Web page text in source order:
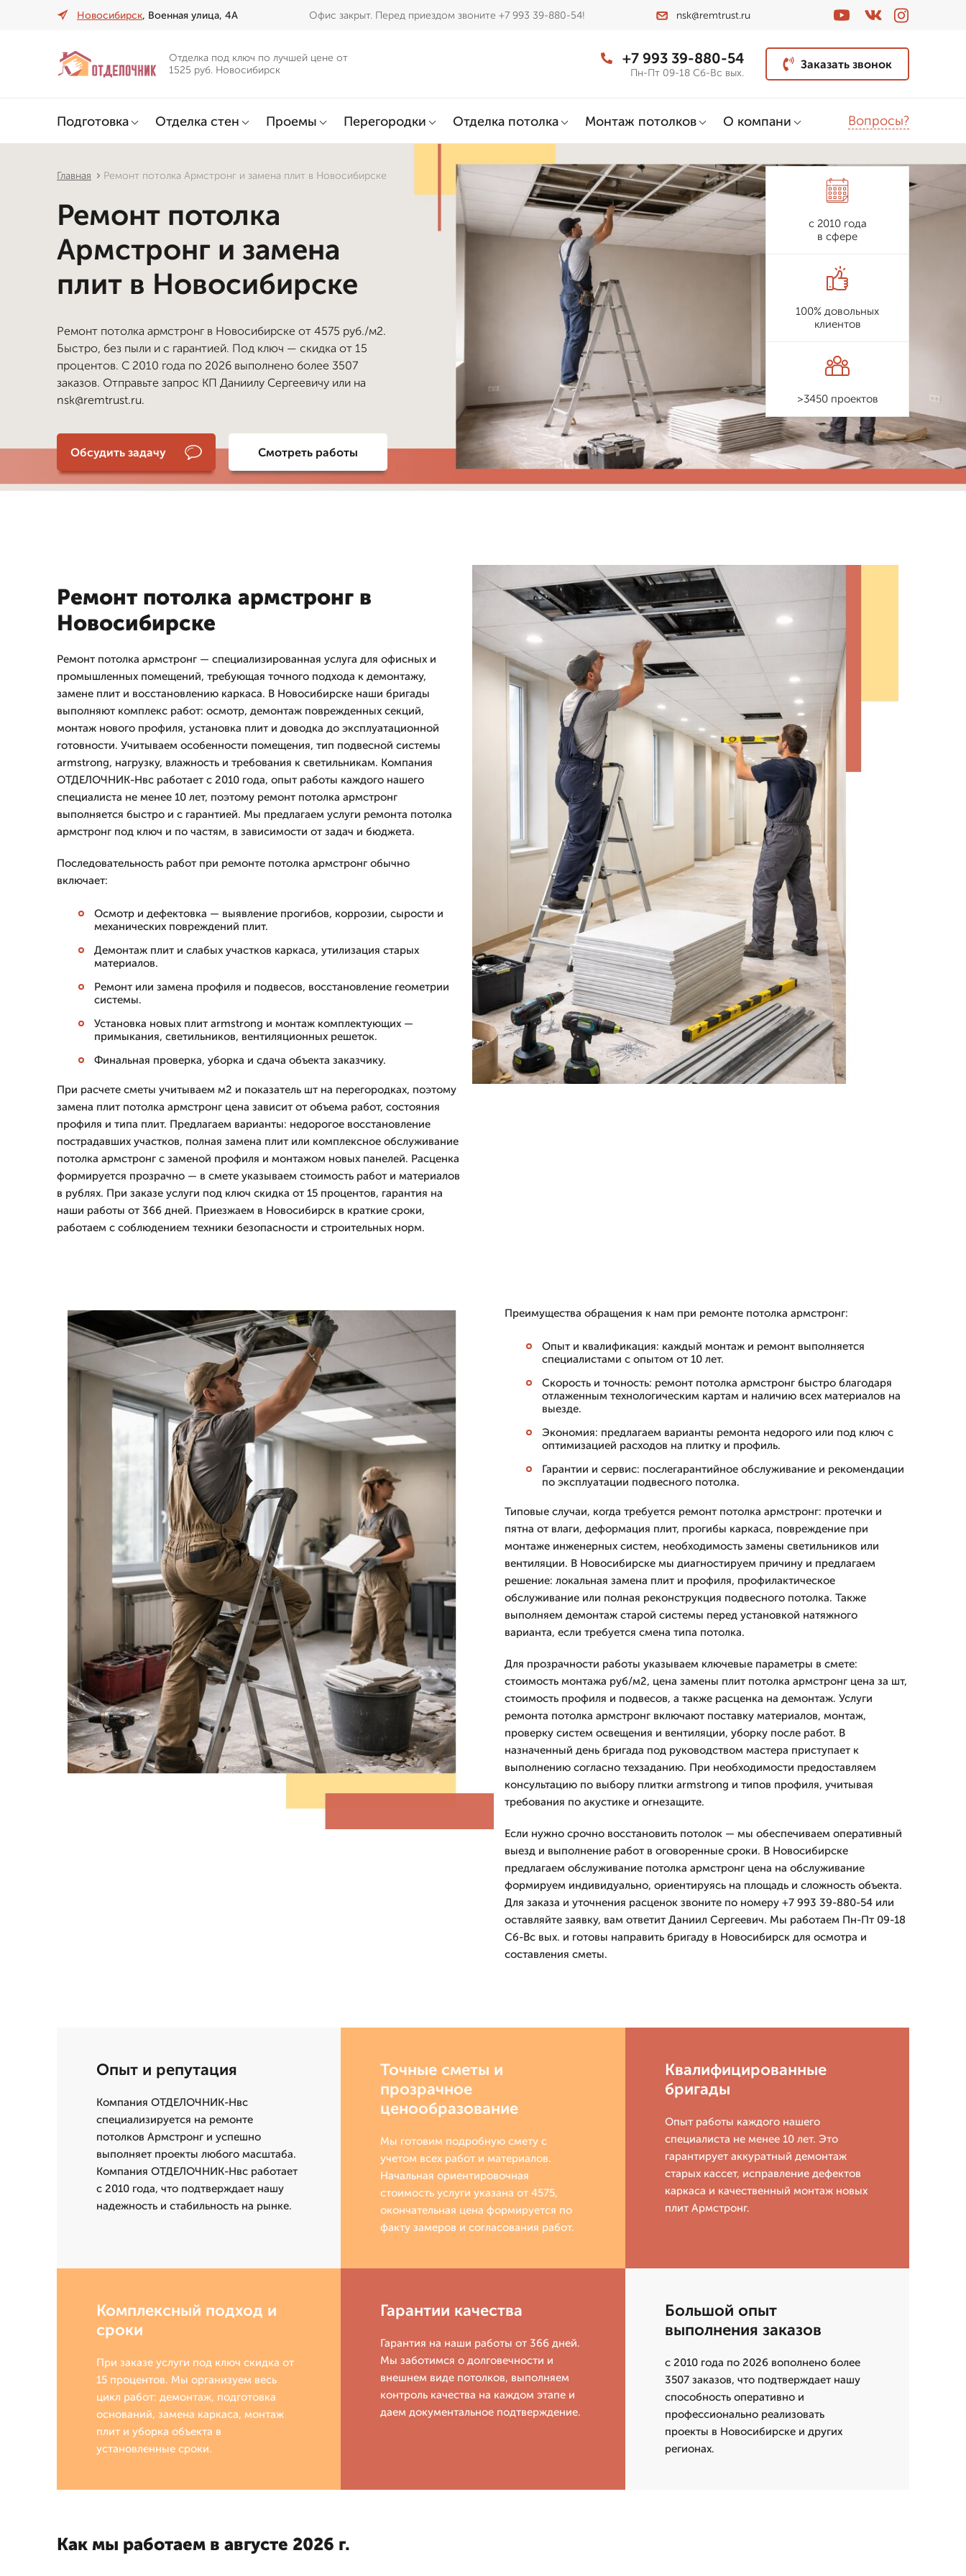
Новосибирск, Военная улица, 4А Офис закрыт. Перед приездом звоните +7 993 39-880-54! nsk@remtrust.ru
Отделка под ключ по лучшей цене от
1525 руб. Новосибирск
+7 993 39-880-54
Пн-Пт 09-18 Сб-Вс вых.
Заказать звонок
Подготовка Отделка стен Проемы Перегородки Отделка потолка Монтаж потолков О компани Вопросы?
Главная Ремонт потолка Армстронг и замена плит в Новосибирске
Ремонт потолка
Армстронг и замена
плит в Новосибирске
Ремонт потолка армстронг в Новосибирске от 4575 руб./м2.
Быстро, без пыли и с гарантией. Под ключ — скидка от 15
процентов. С 2010 года по 2026 выполнено более 3507
заказов. Отправьте запрос КП Даниилу Сергеевичу или на
nsk@remtrust.ru.
Обсудить задачу Смотреть работы
с 2010 года
в сфере
100% довольных
клиентов
>3450 проектов
Ремонт потолка армстронг в
Новосибирске
Ремонт потолка армстронг — специализированная услуга для офисных и
промышленных помещений, требующая точного подхода к демонтажу,
замене плит и восстановлению каркаса. В Новосибирске наши бригады
выполняют комплекс работ: осмотр, демонтаж поврежденных секций,
монтаж нового профиля, установка плит и доводка до эксплуатационной
готовности. Учитываем особенности помещения, тип подвесной системы
armstrong, нагрузку, влажность и требования к светильникам. Компания
ОТДЕЛОЧНИК-Нвс работает с 2010 года, опыт работы каждого нашего
специалиста не менее 10 лет, поэтому ремонт потолка армстронг
выполняется быстро и с гарантией. Мы предлагаем услуги ремонта потолка
армстронг под ключ и по частям, в зависимости от задач и бюджета.
Последовательность работ при ремонте потолка армстронг обычно
включает:
Осмотр и дефектовка — выявление прогибов, коррозии, сырости и
механических повреждений плит.
Демонтаж плит и слабых участков каркаса, утилизация старых
материалов.
Ремонт или замена профиля и подвесов, восстановление геометрии
системы.
Установка новых плит armstrong и монтаж комплектующих —
примыкания, светильников, вентиляционных решеток.
Финальная проверка, уборка и сдача объекта заказчику.
При расчете сметы учитываем м2 и показатель шт на перегородках, поэтому
замена плит потолка армстронг цена зависит от объема работ, состояния
профиля и типа плит. Предлагаем варианты: недорогое восстановление
пострадавших участков, полная замена плит или комплексное обслуживание
потолка армстронг с заменой профиля и монтажом новых панелей. Расценка
формируется прозрачно — в смете указываем стоимость работ и материалов
в рублях. При заказе услуги под ключ скидка от 15 процентов, гарантия на
наши работы от 366 дней. Приезжаем в Новосибирск в краткие сроки,
работаем с соблюдением техники безопасности и строительных норм.
Преимущества обращения к нам при ремонте потолка армстронг:
Опыт и квалификация: каждый монтаж и ремонт выполняется
специалистами с опытом от 10 лет.
Скорость и точность: ремонт потолка армстронг быстро благодаря
отлаженным технологическим картам и наличию всех материалов на
выезде.
Экономия: предлагаем варианты ремонта недорого или под ключ с
оптимизацией расходов на плитку и профиль.
Гарантии и сервис: послегарантийное обслуживание и рекомендации
по эксплуатации подвесного потолка.
Типовые случаи, когда требуется ремонт потолка армстронг: протечки и
пятна от влаги, деформация плит, прогибы каркаса, повреждение при
монтаже инженерных систем, необходимость замены светильников или
вентиляции. В Новосибирске мы диагностируем причину и предлагаем
решение: локальная замена плит и профиля, профилактическое
обслуживание или полная реконструкция подвесного потолка. Также
выполняем демонтаж старой системы перед установкой натяжного
варианта, если требуется смена типа потолка.
Для прозрачности работы указываем ключевые параметры в смете:
стоимость монтажа руб/м2, цена замены плит потолка армстронг цена за шт,
стоимость профиля и подвесов, а также расценка на демонтаж. Услуги
ремонта потолка армстронг включают поставку материалов, монтаж,
проверку систем освещения и вентиляции, уборку после работ. В
назначенный день бригада под руководством мастера приступает к
выполнению согласно техзаданию. При необходимости предоставляем
консультацию по выбору плитки armstrong и типов профиля, учитывая
требования по акустике и огнезащите.
Если нужно срочно восстановить потолок — мы обеспечиваем оперативный
выезд и выполнение работ в оговоренные сроки. В Новосибирске
предлагаем обслуживание потолка армстронг цена на обслуживание
формируем индивидуально, ориентируясь на площадь и сложность объекта.
Для заказа и уточнения расценок звоните по номеру +7 993 39-880-54 или
оставляйте заявку, вам ответит Даниил Сергеевич. Мы работаем Пн-Пт 09-18
Сб-Вс вых. и готовы направить бригаду в Новосибирск для осмотра и
составления сметы.
Опыт и репутация
Компания ОТДЕЛОЧНИК-Нвс
специализируется на ремонте
потолков Армстронг и успешно
выполняет проекты любого масштаба.
Компания ОТДЕЛОЧНИК-Нвс работает
с 2010 года, что подтверждает нашу
надежность и стабильность на рынке.
Точные сметы и
прозрачное
ценообразование
Мы готовим подробную смету с
учетом всех работ и материалов.
Начальная ориентировочная
стоимость услуги указана от 4575,
окончательная цена формируется по
факту замеров и согласования работ.
Квалифицированные
бригады
Опыт работы каждого нашего
специалиста не менее 10 лет. Это
гарантирует аккуратный демонтаж
старых кассет, исправление дефектов
каркаса и качественный монтаж новых
плит Армстронг.
Комплексный подход и
сроки
При заказе услуги под ключ скидка от
15 процентов. Мы организуем весь
цикл работ: демонтаж, подготовка
оснований, замена каркаса, монтаж
плит и уборка объекта в
установленные сроки.
Гарантии качества
Гарантия на наши работы от 366 дней.
Мы заботимся о долговечности и
внешнем виде потолков, выполняем
контроль качества на каждом этапе и
даем документальное подтверждение.
Большой опыт
выполнения заказов
с 2010 года по 2026 вополнено более
3507 заказов, что подтверждает нашу
способность оперативно и
профессионально реализовать
проекты в Новосибирске и других
регионах.
Как мы работаем в августе 2026 г.